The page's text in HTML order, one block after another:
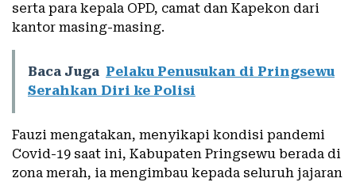
serta para kepala OPD, camat dan Kapekon dari
kantor masing-masing.
Baca Juga Pelaku Penusukan di Pringsewu
Serahkan Diri ke Polisi
Fauzi mengatakan, menyikapi kondisi pandemi
Covid-19 saat ini, Kabupaten Pringsewu berada di
zona merah, ia mengimbau kepada seluruh jajaran